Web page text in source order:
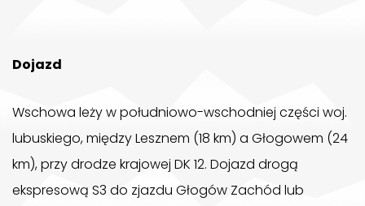
Dojazd
Wschowa leży w południowo-wschodniej części woj.
lubuskiego, między Lesznem (18 km) a Głogowem (24
km), przy drodze krajowej DK 12. Dojazd drogą
ekspresową S3 do zjazdu Głogów Zachód lub